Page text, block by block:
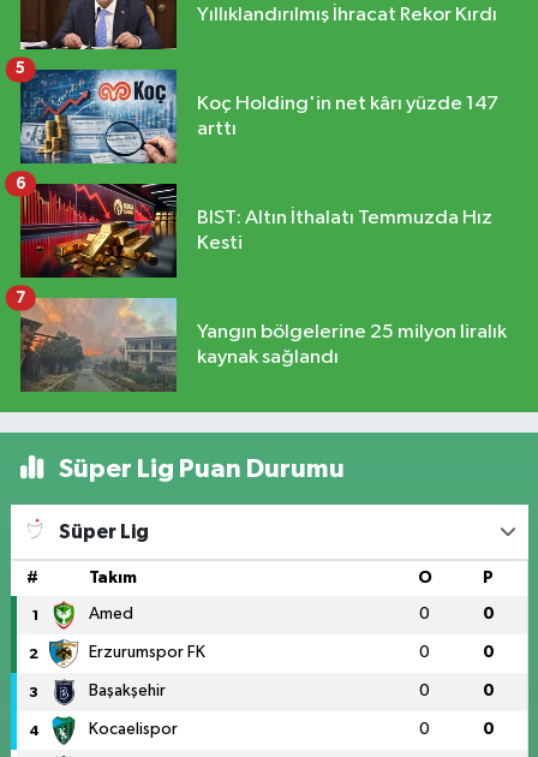
Yıllıklandırılmış İhracat Rekor Kırdı
Koç Holding'in net kârı yüzde 147
arttı
5
BIST: Altın İthalatı Temmuzda Hız
Kesti
6
Yangın bölgelerine 25 milyon liralık
kaynak sağlandı
7
Süper Lig Puan Durumu
Süper Lig
# Takım O P
1 Amed 0 0
2 Erzurumspor FK 0 0
3 Başakşehir 0 0
4 Kocaelispor 0 0